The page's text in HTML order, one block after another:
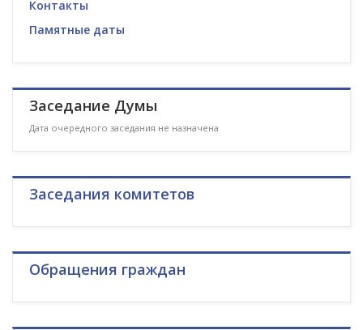
Контакты
Памятные даты
Заседание Думы
Дата очередного заседания не назначена
Заседания комитетов
Обращения граждан